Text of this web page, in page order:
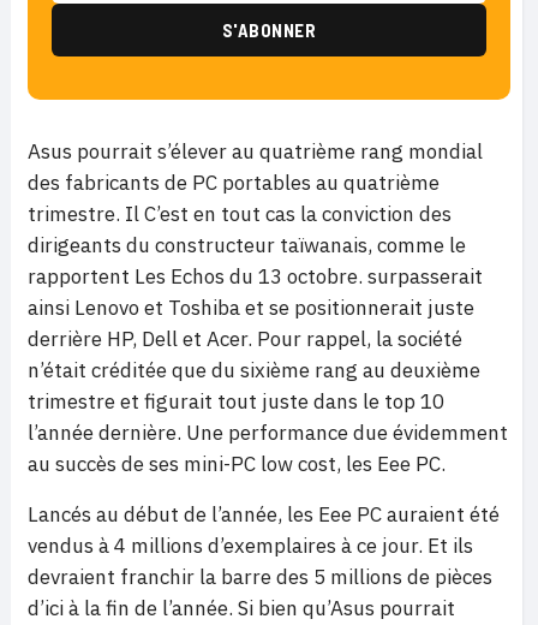
Asus pourrait s’élever au quatrième rang mondial
des fabricants de PC portables au quatrième
trimestre. Il C’est en tout cas la conviction des
dirigeants du constructeur taïwanais, comme le
rapportent Les Echos du 13 octobre. surpasserait
ainsi Lenovo et Toshiba et se positionnerait juste
derrière HP, Dell et Acer. Pour rappel, la société
n’était créditée que du sixième rang au deuxième
trimestre et figurait tout juste dans le top 10
l’année dernière. Une performance due évidemment
au succès de ses mini-PC low cost, les Eee PC.
Lancés au début de l’année, les Eee PC auraient été
vendus à 4 millions d’exemplaires à ce jour. Et ils
devraient franchir la barre des 5 millions de pièces
d’ici à la fin de l’année. Si bien qu’Asus pourrait